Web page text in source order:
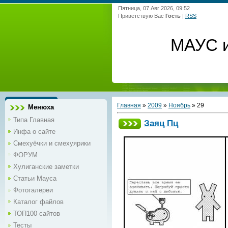
Пятница, 07 Авг 2026, 09:52
Приветствую Вас Гость | RSS
МАУС
Менюха
Типа Главная
Инфа о сайте
Смехуёчки и смехуярики
ФОРУМ
Хулиганские заметки
Статьи Мауса
Фотогалереи
Каталог файлов
ТОП100 сайтов
Тесты
Главная » 2009 » Ноябрь » 29
Заяц Пц